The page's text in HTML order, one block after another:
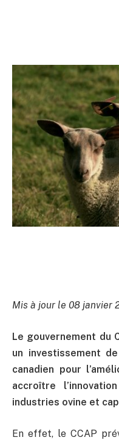
Mis à jour le 08 janvier
Le gouvernement du
un investissement
canadien pour
accroître
industries ovine et
En effet, le CCAP